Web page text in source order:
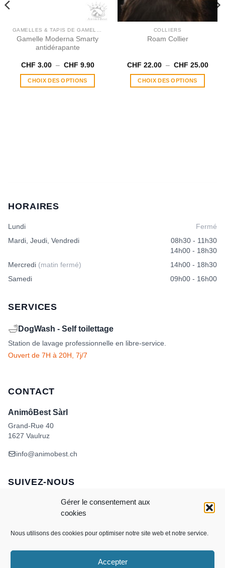
Gérer le consentement aux
cookies
Nous utilisons des cookies pour optimiser notre site web et notre service.
Accepter
Gamelle Moderna Smarty
antidérapante
CHF 3.00 – CHF 9.90Plage
CHOIX DES OPTIONS
la
COLLIERS
Roam Collier
CHF 22.00 – CHF 25.00
CHOIX DES OPTIONS
HORAIRES
Lundi
Fermé
Mardi, Jeudi, Vendredi
08h30 - 11h30
14h00 - 18h30
Mercredi (matin fermé)
14h00 - 18h30
Samedi
09h00 - 16h00
SERVICES
🛁 DogWash - Self toilettage
Station de lavage professionnelle en libre-service.
Ouvert de 7H à 20H, 7j/7
CONTACT
AnimôBest Sàrl
Grand-Rue 40
1627 Vaulruz
info@animobest.ch
SUIVEZ-NOUS